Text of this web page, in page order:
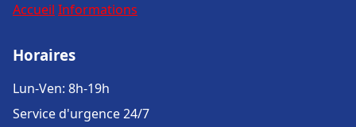
Accueil Informations
Horaires
Lun-Ven: 8h-19h
Service d'urgence 24/7